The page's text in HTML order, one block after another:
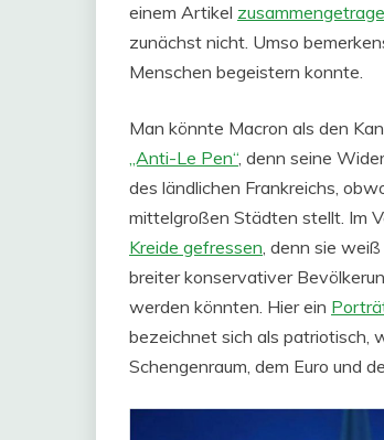
einem Artikel
zunächst nicht. Umso
Menschen begeistern konnte.
Man könnte Macron als den
„Anti-Le Pen“, denn seine
des ländlichen Frankreichs,
mittelgroßen Städten stellt. Im
Kreide gefressen, denn sie
breiter konservativer
werden könnten. Hier ein
bezeichnet sich als patriotisch,
Schengenraum, dem Euro und